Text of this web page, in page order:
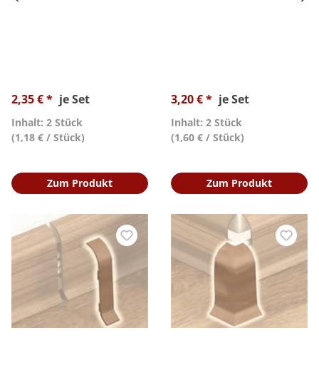
2,35 € * je Set
Inhalt: 2 Stück
(1,18 € / Stück)
Zum Produkt
3,20 € * je Set
Inhalt: 2 Stück
(1,60 € / Stück)
Zum Produkt